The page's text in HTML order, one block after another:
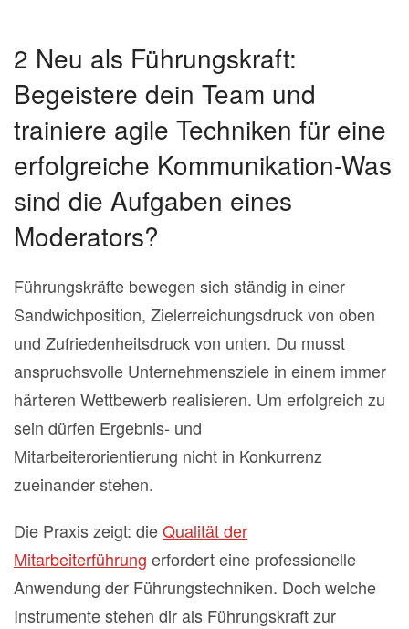
2 Neu als Führungskraft:
Begeistere dein Team und
trainiere agile Techniken für eine
erfolgreiche Kommunikation-Was
sind die Aufgaben eines
Moderators?
Führungskräfte bewegen sich ständig in einer
Sandwichposition, Zielerreichungsdruck von oben
und Zufriedenheitsdruck von unten. Du musst
anspruchsvolle Unternehmensziele in einem immer
härteren Wettbewerb realisieren. Um erfolgreich zu
sein dürfen Ergebnis- und
Mitarbeiterorientierung nicht in Konkurrenz
zueinander stehen.
Die Praxis zeigt: dieQualität der
Mitarbeiterführung erfordert eine professionelle
Anwendung der Führungstechniken. Doch welche
Instrumente stehen dir als Führungskraft zur